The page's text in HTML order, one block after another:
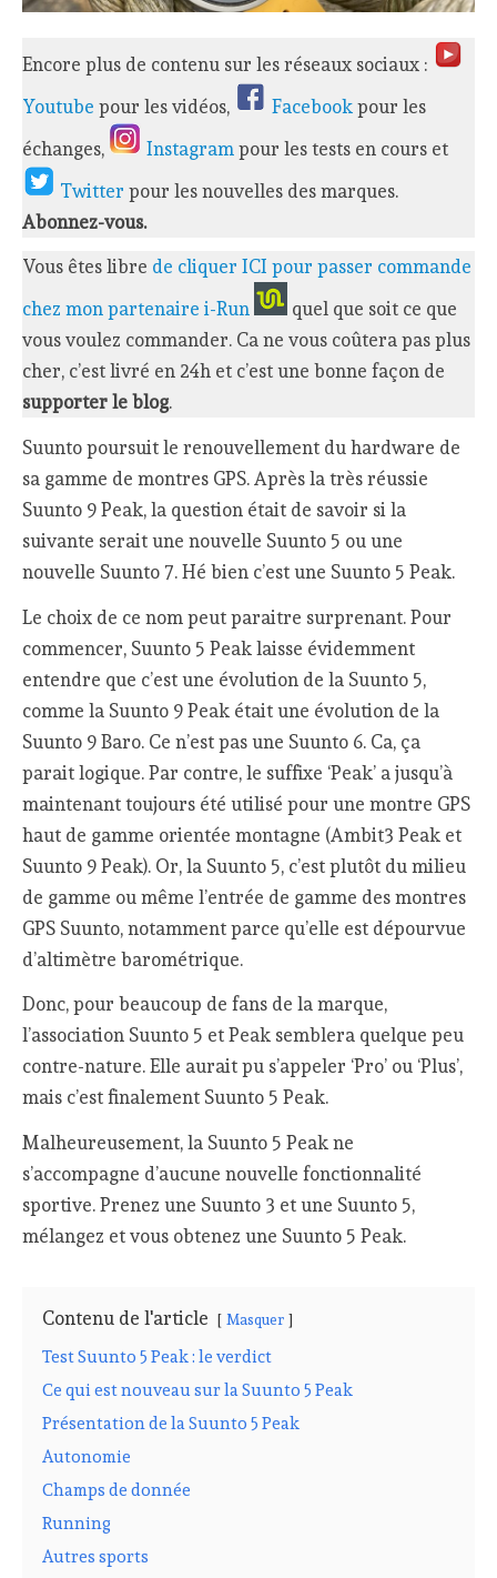
Encore plus de contenu sur les réseaux sociaux :
Youtube pour les vidéos, Facebookpour les
échanges,
Instagrampour les tests en cours et
Twitterpour les nouvelles des marques.
Abonnez-vous.
Vous êtes libre de cliquer ICI pour passer commande
chez mon partenaire i-Run
quel que soit ce que
vous voulez commander. Ca ne vous coûtera pas plus
cher, c’est livré en 24h et c’est une bonne façon de
supporter le blog.
Suunto poursuit le renouvellement du hardware de
sa gamme de montres GPS. Après la très réussie
Suunto 9 Peak, la question était de savoir si la
suivante serait une nouvelle Suunto 5 ou une
nouvelle Suunto 7. Hé bien c’est une Suunto 5 Peak.
Le choix de ce nom peut paraitre surprenant. Pour
commencer, Suunto 5 Peak laisse évidemment
entendre que c’est une évolution de la Suunto 5,
comme la Suunto 9 Peak était une évolution de la
Suunto 9 Baro. Ce n’est pas une Suunto 6. Ca, ça
parait logique. Par contre, le suffixe ‘Peak’ a jusqu’à
maintenant toujours été utilisé pour une montre GPS
haut de gamme orientée montagne (Ambit3 Peak et
Suunto 9 Peak). Or, la Suunto 5, c’est plutôt du milieu
de gamme ou même l’entrée de gamme des montres
GPS Suunto, notamment parce qu’elle est dépourvue
d’altimètre barométrique.
Donc, pour beaucoup de fans de la marque,
l’association Suunto 5 et Peak semblera quelque peu
contre-nature. Elle aurait pu s’appeler ‘Pro’ ou ‘Plus’,
mais c’est finalement Suunto 5 Peak.
Malheureusement, la Suunto 5 Peak ne
s’accompagne d’aucune nouvelle fonctionnalité
sportive. Prenez une Suunto 3 et une Suunto 5,
mélangez et vous obtenez une Suunto 5 Peak.
Contenu de l'article Masquer
Test Suunto 5 Peak : le verdict
Ce qui est nouveau sur la Suunto 5 Peak
Présentation de la Suunto 5 Peak
Autonomie
Champs de donnée
Running
Autres sports